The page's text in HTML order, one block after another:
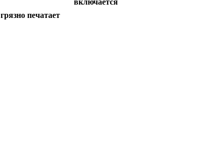
грязно печатает